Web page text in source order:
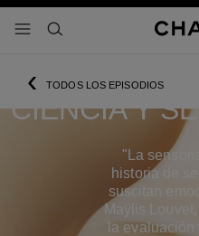
- navegación principal
buscar
‹ TODOS LOS EPISODIOS
CIENCIA Y
"La
historia de
suscitan
Maÿlis Louvet,
la evaluación